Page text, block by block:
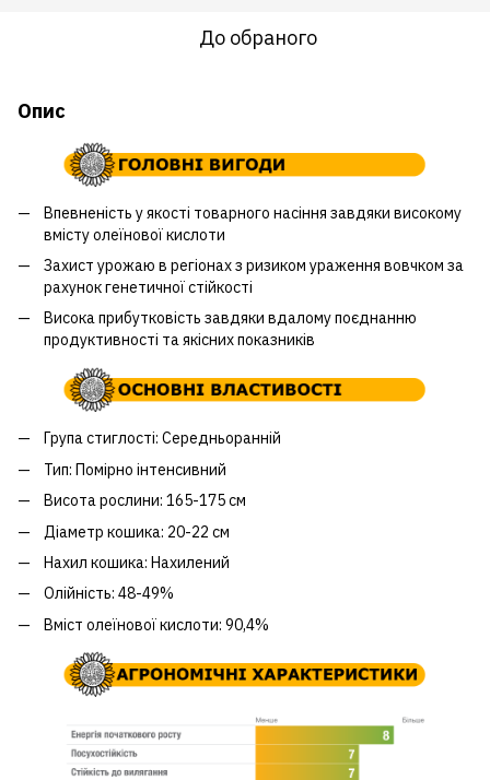
До обраного
Опис
Впевненість у якості товарного насіння завдяки високому
вмісту олеїнової кислоти
Захист урожаю в регіонах з ризиком ураження вовчком за
рахунок генетичної стійкості
Висока прибутковість завдяки вдалому поєднанню
продуктивності та якісних показників
Група стиглості: Середньоранній
Тип: Помірно інтенсивний
Висота рослини: 165-175 см
Діаметр кошика: 20-22 см
Нахил кошика: Нахилений
Олійність: 48-49%
Вміст олеїнової кислоти: 90,4%